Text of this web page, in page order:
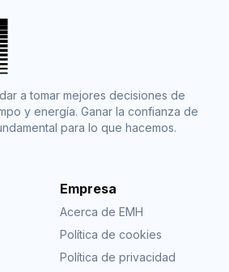
a tomar mejores decisiones de
y energía. Ganar la confianza de
para lo que hacemos.
Empresa
Acerca de EMH
Política de cookies
Política de privacidad